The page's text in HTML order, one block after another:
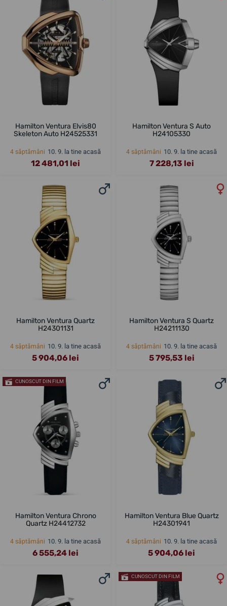
Hamilton Ventura Elvis80
Skeleton Auto H24525331
4 săptămâni 10. 9. la tine acasă
12 481,01 lei
Hamilton Ventura S Auto
H24105330
4 săptămâni 10. 9. la tine acasă
7 228,13 lei
Hamilton Ventura Quartz
H24301131
4 săptămâni 10. 9. la tine acasă
5 904,06 lei
Hamilton Ventura S Quartz
H24211130
4 săptămâni 10. 9. la tine acasă
5 795,53 lei
CUNOSCUT DIN FILM
Hamilton Ventura Chrono
Quartz H24412732
4 săptămâni 10. 9. la tine acasă
6 555,24 lei
Hamilton Ventura Blue Quartz
H24301941
4 săptămâni 10. 9. la tine acasă
5 904,06 lei
CUNOSCUT DIN FILM